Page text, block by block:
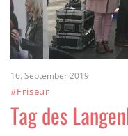
16. September 2019
#Friseur
Tag des